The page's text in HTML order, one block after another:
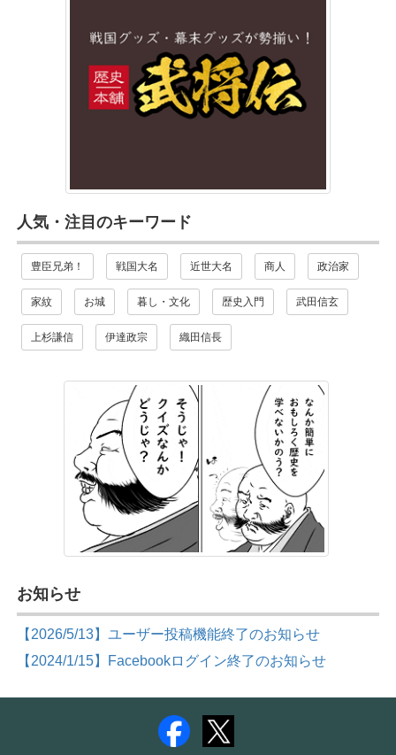
人気・注目のキーワード
豊臣兄弟！ 戦国大名 近世大名 商人 政治家
家紋 お城 暮し・文化 歴史入門 武田信玄
上杉謙信 伊達政宗 織田信長
お知らせ
【2026/5/13】ユーザー投稿機能終了のお知らせ
【2024/1/15】Facebookログイン終了のお知らせ